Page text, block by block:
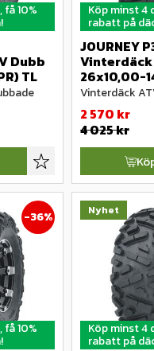
10%
Dubb
TL
Lägg till i favoriter
Köp minst 4
rabatt på
JOURNEY
Vinterdäck
26x10,00-
Vinterdäck
2 570 kr
4 025kr
10%
36%
Köp minst 4
rabatt på
Nyhet